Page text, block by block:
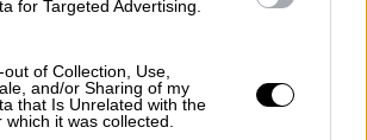
for Targeted Advertising.
of Collection, Use,
and/or Sharing of my
that Is Unrelated with the
it was collected.
ο επικεφαλής της μάρκας
Μάικλ Ταμ.
ότι έχει ήδη
προπαραγγελίες για το